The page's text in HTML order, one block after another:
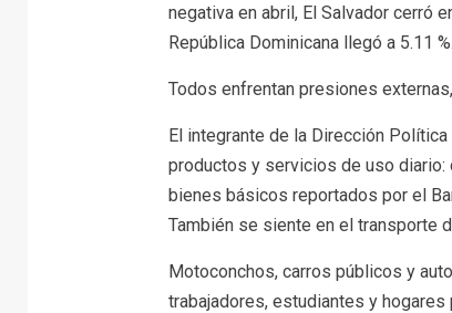
negativa en abril, El Salvador cerró
República Dominicana llegó a 5.11 %.
Todos enfrentan presiones
El integrante de la Dirección
productos y servicios de uso diario:
bienes básicos reportados por el
También se siente en el transporte
Motoconchos, carros públicos y
trabajadores, estudiantes y hogares